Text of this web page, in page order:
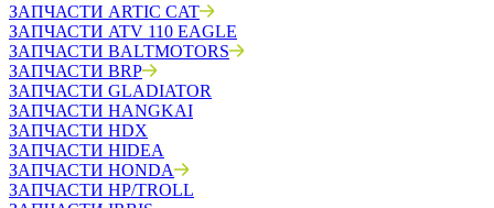
ЗАПЧАСТИ ARTIC CAT
ЗАПЧАСТИ ATV 110 EAGLE
ЗАПЧАСТИ BALTMOTORS
ЗАПЧАСТИ BRP
ЗАПЧАСТИ GLADIATOR
ЗАПЧАСТИ HANGKAI
ЗАПЧАСТИ HDX
ЗАПЧАСТИ HIDEA
ЗАПЧАСТИ HONDA
ЗАПЧАСТИ HP/TROLL